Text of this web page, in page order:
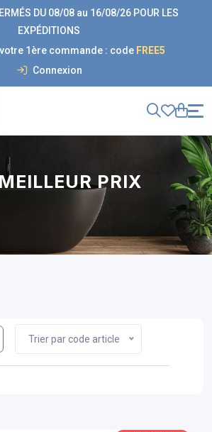
DU 08/08 au 16/08/26 POUR LES
EXPÉDITIONS
1ère commande : code FREE5
Connexion
PRIX
Trier par code article